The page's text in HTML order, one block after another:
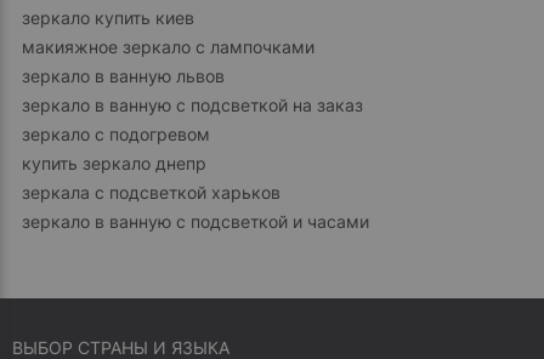
зеркало купить киев
макияжное зеркало с лампочками
зеркало в ванную львов
зеркало в ванную с подсветкой на заказ
зеркало с подогревом
купить зеркало днепр
зеркала с подсветкой харьков
зеркало в ванную с подсветкой и часами
ВЫБОР СТРАНЫ И ЯЗЫКА